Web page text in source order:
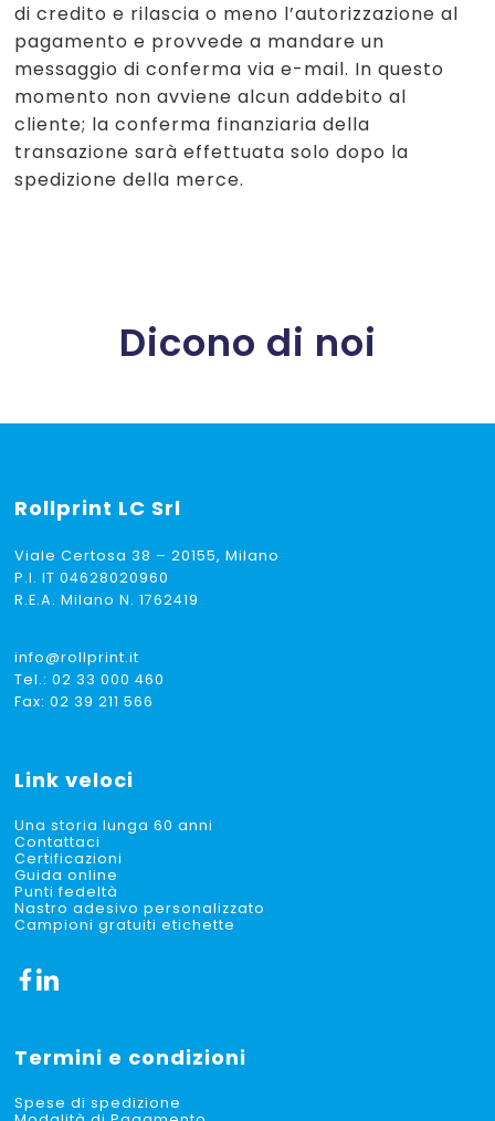
di credito e rilascia o meno l’autorizzazione al
pagamento e provvede a mandare un
messaggio di conferma via e-mail. In questo
momento non avviene alcun addebito al
cliente; la conferma finanziaria della
transazione sarà effettuata solo dopo la
spedizione della merce.
Dicono di noi
Rollprint LC Srl
Viale Certosa 38 – 20155, Milano
P.I. IT 04628020960
R.E.A. Milano N. 1762419
info@rollprint.it
Tel.:02 33 000 460
Fax: 02 39 211 566
Link veloci
Una storia lunga 60 anni
Contattaci
Certificazioni
Guida online
Punti fedeltà
Nastro adesivo personalizzato
Campioni gratuiti etichette
Termini e condizioni
Spese di spedizione